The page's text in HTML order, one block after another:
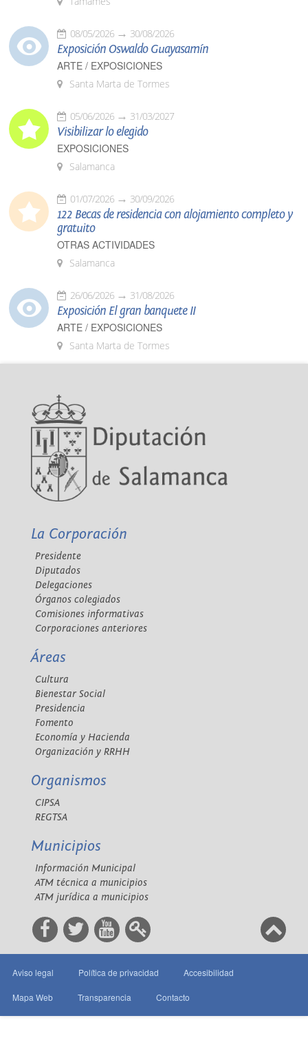
08/05/2026 30/08/2026
Exposición Oswaldo Guayasamín
ARTE / EXPOSICIONES
Santa Marta de Tormes
05/06/2026 31/03/2027
Visibilizar lo elegido
EXPOSICIONES
Salamanca
01/07/2026 30/09/2026
122 Becas de residencia con alojamiento completo y
gratuito
OTRAS ACTIVIDADES
Salamanca
26/06/2026 31/08/2026
Exposición El gran banquete II
ARTE / EXPOSICIONES
Santa Marta de Tormes
La Corporación
Presidente
Diputados
Delegaciones
Órganos colegiados
Comisiones informativas
Corporaciones anteriores
Áreas
Cultura
Bienestar Social
Presidencia
Fomento
Economía y Hacienda
Organización y RRHH
Organismos
CIPSA
REGTSA
Municipios
Información Municipal
ATM técnica a municipios
ATM jurídica a municipios
Aviso legal Política de privacidad Accesibilidad
Mapa Web Transparencia Contacto